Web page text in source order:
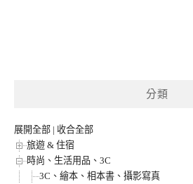
分類
展開全部 | 收合全部
旅遊 & 住宿
時尚、生活用品、3C
3C、繪本、相本書、攝影寫真